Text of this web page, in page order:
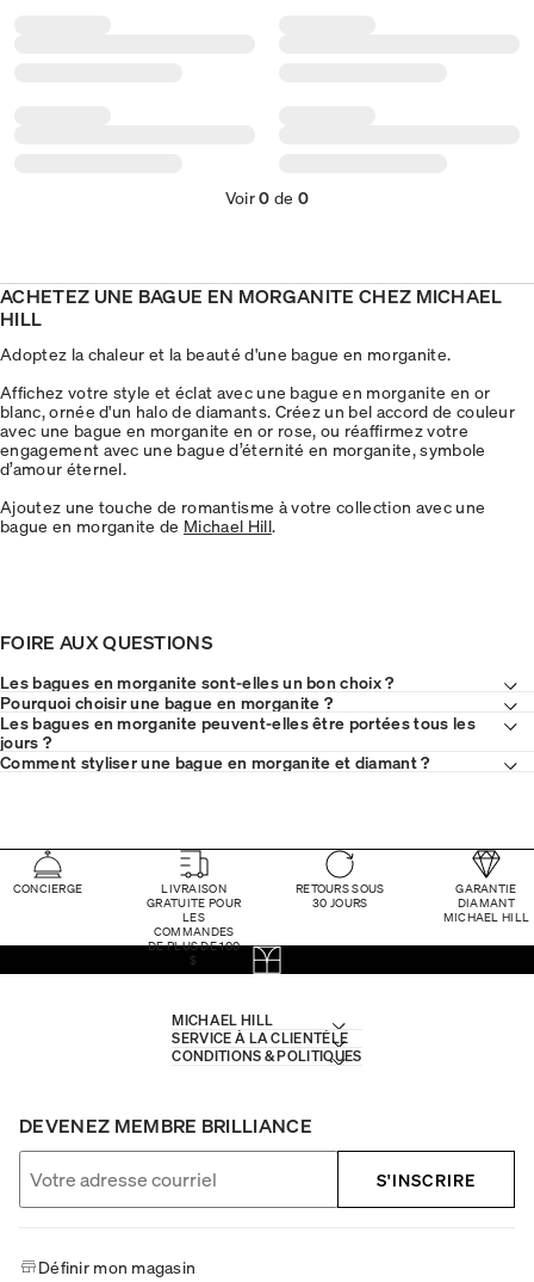
Voir0 de 0
ACHETEZ UNE BAGUE EN MORGANITE CHEZ MICHAEL
HILL
Adoptez la chaleur et la beauté d'une bague en morganite.
Affichez votre style et éclat avec une bague en morganite en or
blanc, ornée d'un halo de diamants. Créez un bel accord de couleur
avec une bague en morganite en or rose, ou réaffirmez votre
engagement avec une bague d’éternité en morganite, symbole
d’amour éternel.
Ajoutez une touche de romantisme à votre collection avec une
bague en morganite de Michael Hill.
FOIRE AUX QUESTIONS
Les bagues en morganite sont-elles un bon choix ?
Pourquoi choisir une bague en morganite ?
Les bagues en morganite peuvent-elles être portées tous les
jours ?
Comment styliser une bague en morganite et diamant ?
CONCIERGE
LIVRAISON
GRATUITE POUR
LES
COMMANDES
DE PLUS DE 100
$
RETOURS SOUS
30 JOURS
GARANTIE
DIAMANT
MICHAEL HILL
MICHAEL HILL
SERVICE À LA CLIENTÈLE
CONDITIONS & POLITIQUES
DEVENEZ MEMBRE BRILLIANCE
S'INSCRIRE
Définir mon magasin